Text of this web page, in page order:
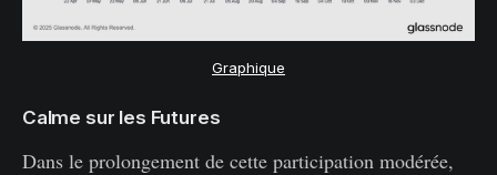
Graphique
Calme sur les Futures
Dans le prolongement de cette participation modérée,